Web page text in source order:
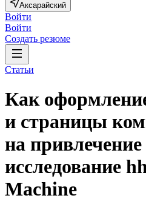
Аксарайский
Войти
Войти
Создать резюме
Статьи
Как
и страницы
на привлечение
исследование
Machine